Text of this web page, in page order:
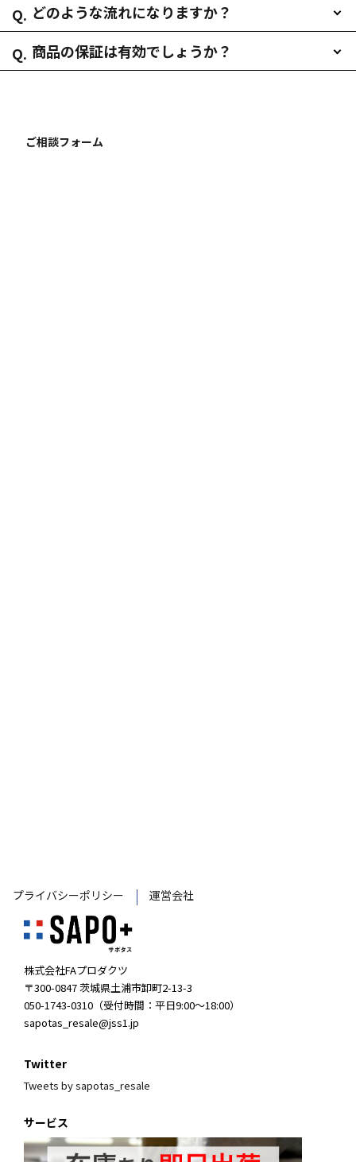
どのような流れになりますか？
商品の保証は有効でしょうか？
ご相談フォーム
プライバシーポリシー 運営会社
株式会社FAプロダクツ
〒300-0847 茨城県土浦市卸町2-13-3
050-1743-0310（受付時間：平日9:00～18:00）
sapotas_resale@jss1.jp
Twitter
Tweets by sapotas_resale
サービス